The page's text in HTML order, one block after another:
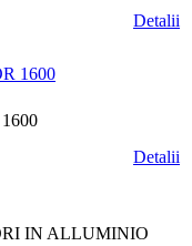
Detalii
1600
Detalii
IN ALLUMINIO